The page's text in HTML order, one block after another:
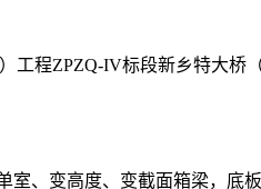
程ZPZQ-IV标段新乡特大桥
室、变高度、变截面箱梁，